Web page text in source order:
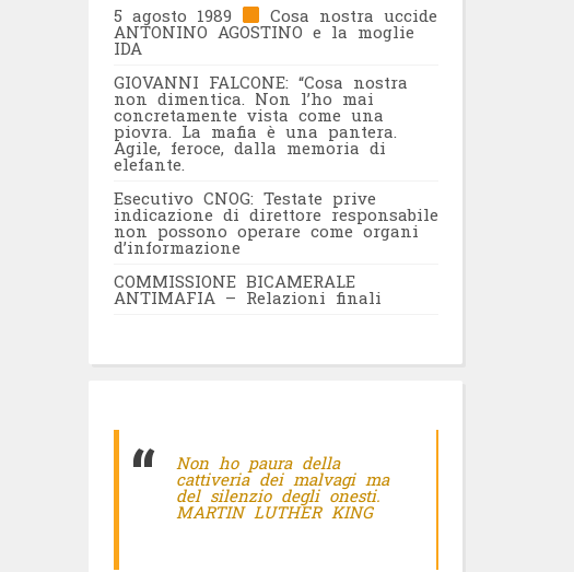
5 agosto 1989
Cosa nostra uccide
ANTONINO AGOSTINO e la moglie
IDA
GIOVANNI FALCONE: “Cosa nostra
non dimentica. Non l’ho mai
concretamente vista come una
piovra. La mafia è una pantera.
Agile, feroce, dalla memoria di
elefante.
Esecutivo CNOG: Testate prive
indicazione di direttore responsabile
non possono operare come organi
d’informazione
COMMISSIONE BICAMERALE
ANTIMAFIA – Relazioni finali
Non ho paura della
cattiveria dei malvagi ma
del silenzio degli onesti.
MARTIN LUTHER KING